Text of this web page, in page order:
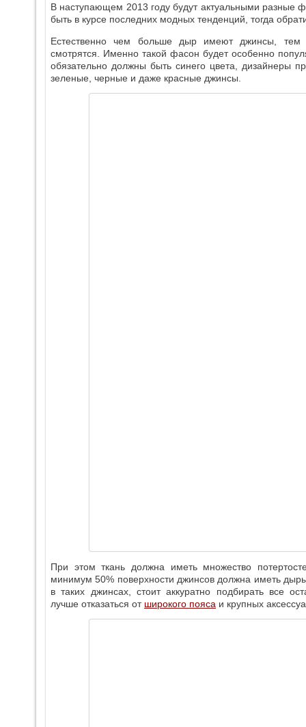
В наступающем 2013 году будут актуальными разные
быть в курсе последних модных тенденций, тогда
Естественно чем больше дыр имеют джинсы,
смотрятся. Именно такой фасон будет особенно
обязательно должны быть синего цвета, дизайнеры
зеленые, черные и даже красные джинсы.
При этом ткань должна иметь множество
минимум 50% поверхности джинсов должна иметь
в таких джинсах, стоит аккуратно подбирать все
лучше отказаться от широкого пояса и крупных